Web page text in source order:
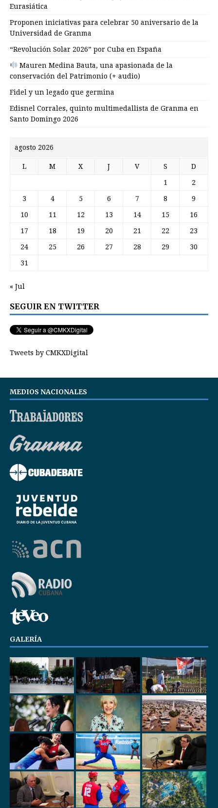
Eurasiática
Proponen iniciativas para celebrar 50 aniversario de la
Universidad de Granma
“Revolución Solar 2026” por Cuba en España
Mauren Medina Bauta, una apasionada de la
conservación del Patrimonio (+ audio)
Fidel y un legado que germina
Edisnel Corrales, quinto multimedallista de Granma en
Santo Domingo 2026
agosto 2026
L M X J V S D
1 2
3 4 5 6 7 8 9
10 11 12 13 14 15 16
17 18 19 20 21 22 23
24 25 26 27 28 29 30
31
« Jul
SEGUIR EN TWITTER
Tweets by CMKXDigital
MEDIOS NACIONALES
GALERÍA